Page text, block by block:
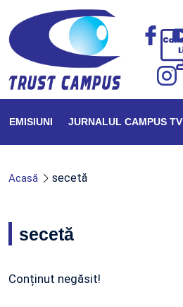
EMISIUNI JURNALUL CAMPUS TV
Acasă secetă
secetă
Conținut negăsit!